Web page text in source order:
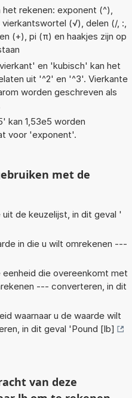
rekenen: exponent (^),
(√), delen (/, :,
(+), pi (π) en haakjes zijn op
en 'kubisch' kan het
uit '^2' en '^3'. Vierkante
worden geschreven als
kan 1,53e5 worden
voor 'exponent'.
met de
de keuzelijst, in dit geval '
in die u wilt omrekenen ---
die overeenkomt met
--- converteren, in dit
waarnaar u de waarde wilt
in dit geval 'Pound [lb]
van deze